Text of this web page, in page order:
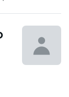
demanda.